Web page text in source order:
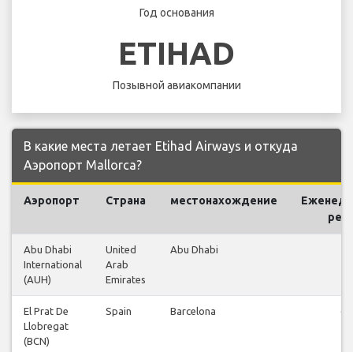
Год основания
ETIHAD
Позывной авиакомпании
В какие места летает Etihad Airways и откуда
Аэропорт Mallorca?
Аэропорт Страна местонахождение
Abu Dhabi
International
(AUH)
United
Arab
Emirates
Abu Dhabi
El Prat De
Llobregat
(BCN)
Spain Barcelona 62